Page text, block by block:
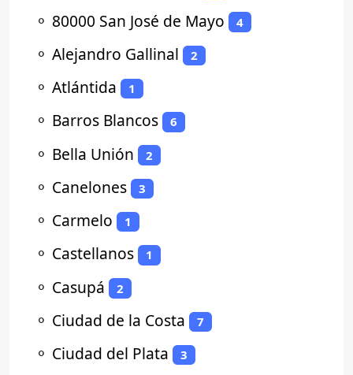
⚬ 80000 San José de Mayo 4
⚬ Alejandro Gallinal 2
⚬ Atlántida 1
⚬ Barros Blancos 6
⚬ Bella Unión 2
⚬ Canelones 3
⚬ Carmelo 1
⚬ Castellanos 1
⚬ Casupá 2
⚬ Ciudad de la Costa 7
⚬ Ciudad del Plata 3